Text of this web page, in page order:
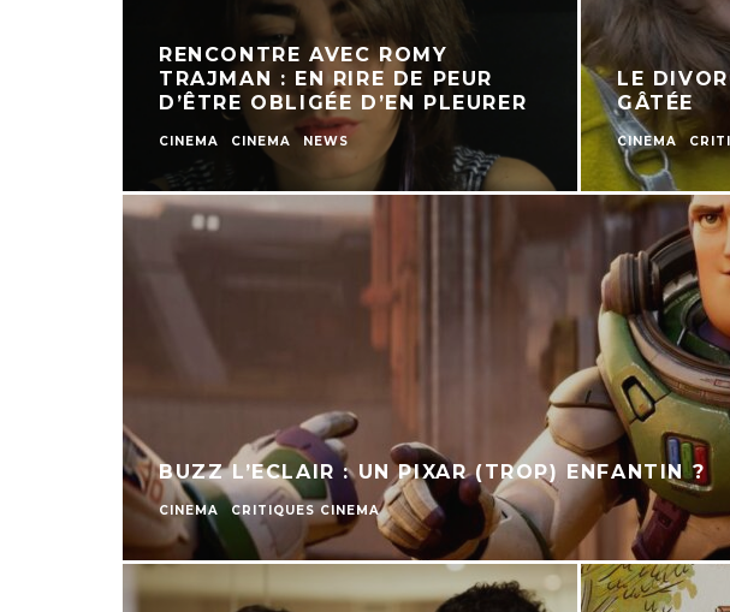
RENCONTRE AVEC ROMY
TRAJMAN : EN RIRE DE PEUR
D’ÊTRE OBLIGÉE D’EN PLEURER
CINEMA CINEMA NEWS
LE
GÂTÉE
CINEMA
BUZZ L’ECLAIR : UN PIXAR (TROP) ENFANTIN ?
CINEMA CRITIQUES CINEMA